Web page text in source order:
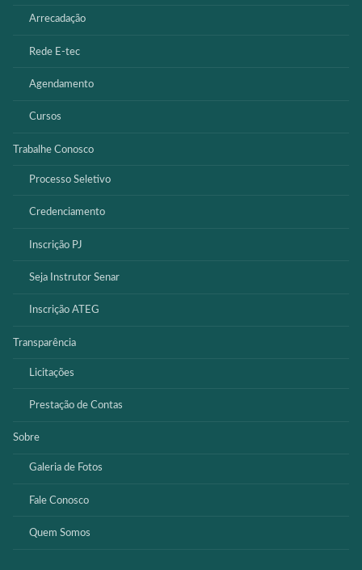
Arrecadação
Rede E-tec
Agendamento
Cursos
Trabalhe Conosco
Processo Seletivo
Credenciamento
Inscrição PJ
Seja Instrutor Senar
Inscrição ATEG
Transparência
Licitações
Prestação de Contas
Sobre
Galeria de Fotos
Fale Conosco
Quem Somos